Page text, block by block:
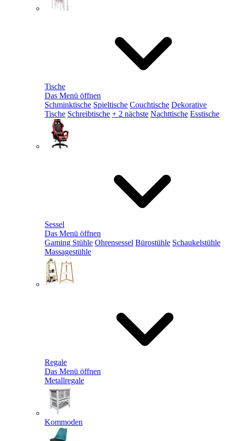
Tische
Das Menü öffnen
Schminktische Spieltische Couchtische Dekorative
Tische Schreibtische + 2 nächste Nachttische Esstische
Sessel
Das Menü öffnen
Gaming Stühle Ohrensessel Bürostühle Schaukelstühle
Massagestühle
Regale
Das Menü öffnen
Metallregale
Kommoden